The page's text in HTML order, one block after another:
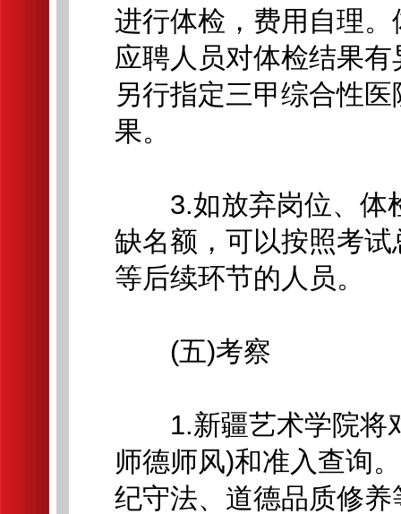
进行体检，费用自理
应聘人员对体检结果
另行指定三甲综合性
果。
3.如放弃岗位、体
缺名额，可以按照考
等后续环节的人员。
(五)考察
1.新疆艺术学院将
师德师风)和准入查询
纪守法、道德品质修养